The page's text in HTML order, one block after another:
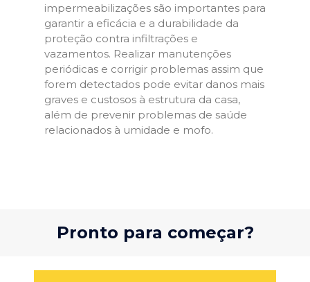
impermeabilizações são importantes para
garantir a eficácia e a durabilidade da
proteção contra infiltrações e
vazamentos. Realizar manutenções
periódicas e corrigir problemas assim que
forem detectados pode evitar danos mais
graves e custosos à estrutura da casa,
além de prevenir problemas de saúde
relacionados à umidade e mofo.
Pronto para começar?